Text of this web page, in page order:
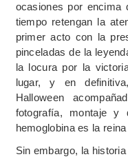
ocasiones por encima
tiempo retengan la
primer acto con la
pinceladas de la
la locura por la
lugar, y en
Halloween
fotografía, montaje y
hemoglobina es la
Sin embargo, la